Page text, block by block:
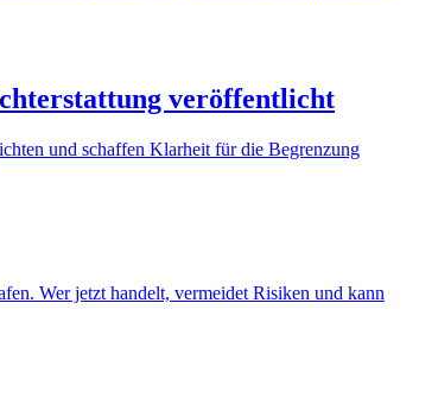
veröffentlicht
und schaffen Klarheit für die Begrenzung
Wer jetzt handelt, vermeidet Risiken und kann